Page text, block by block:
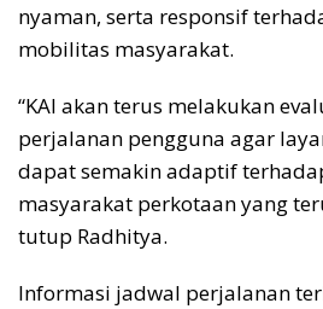
nyaman, serta responsif
mobilitas masyarakat.
“KAI akan terus melakukan
perjalanan pengguna agar
dapat semakin adaptif
masyarakat perkotaan yang
tutup Radhitya.
Informasi jadwal perjalanan